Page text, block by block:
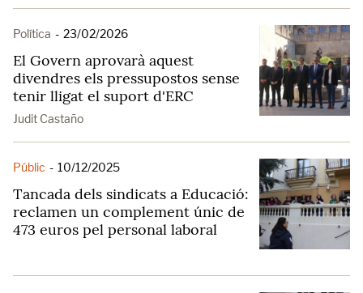
Política - 23/02/2026
El Govern aprovarà aquest
divendres els pressupostos sense
tenir lligat el suport d'ERC
Judit Castaño
Públic - 10/12/2025
Tancada dels sindicats a Educació:
reclamen un complement únic de
473 euros pel personal laboral